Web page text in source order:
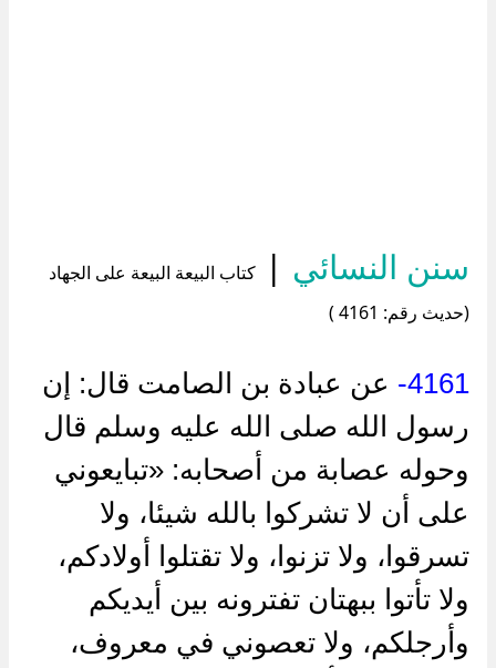
سنن النسائي |
كتاب البيعة البيعة على الجهاد
(حديث رقم: 4161 )
4161-
عن عبادة بن الصامت قال: إن
رسول الله صلى الله عليه وسلم قال
وحوله عصابة من أصحابه: «تبايعوني
على أن لا تشركوا بالله شيئا، ولا
تسرقوا، ولا تزنوا، ولا تقتلوا أولادكم،
ولا تأتوا ببهتان تفترونه بين أيديكم
وأرجلكم، ولا تعصوني في معروف،